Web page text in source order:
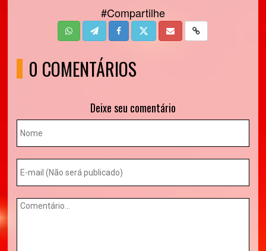
#Compartilhe
0 COMENTÁRIOS
Deixe seu comentário